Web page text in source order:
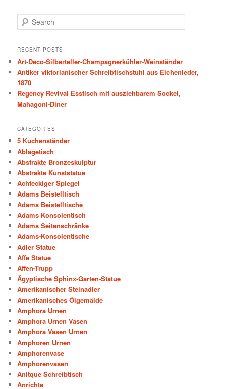
e
r
h
RECENT POSTS
Art-Deco-Silberteller-Champagnerkühler-Weinständer
Antiker viktorianischer Schreibtischstuhl aus Eichenleder,
1870
Regency Revival Esstisch mit ausziehbarem Sockel,
Mahagoni-Diner
CATEGORIES
5 Kuchenständer
Ablagetisch
Abstrakte Bronzeskulptur
Abstrakte Kunststatue
Achteckiger Spiegel
Adams Beistelltisch
Adams Beistelltische
Adams Konsolentisch
Adams Seitenschränke
Adams-Konsolentische
Adler Statue
Affe Statue
Affen-Trupp
Ägyptische Sphinx-Garten-Statue
Amerikanischer Steinadler
Amerikanisches Ölgemälde
Amphora Urnen
Amphora Urnen Vasen
Amphora Vasen Urnen
Amphoren Urnen
Amphorenvase
Amphorenvasen
Anitque Schreibtisch
Anrichte